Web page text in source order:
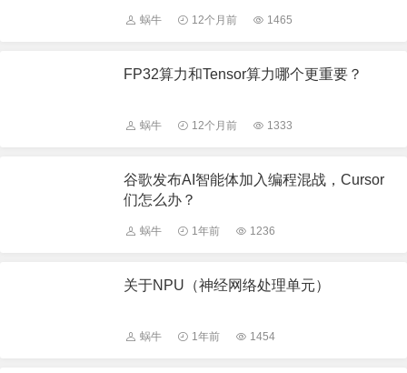
蜗牛 12个月前 1465
FP32算力和Tensor算力哪个更重要？
蜗牛 12个月前 1333
谷歌发布AI智能体加入编程混战，Cursor
们怎么办？
蜗牛 1年前 1236
关于NPU（神经网络处理单元）
蜗牛 1年前 1454